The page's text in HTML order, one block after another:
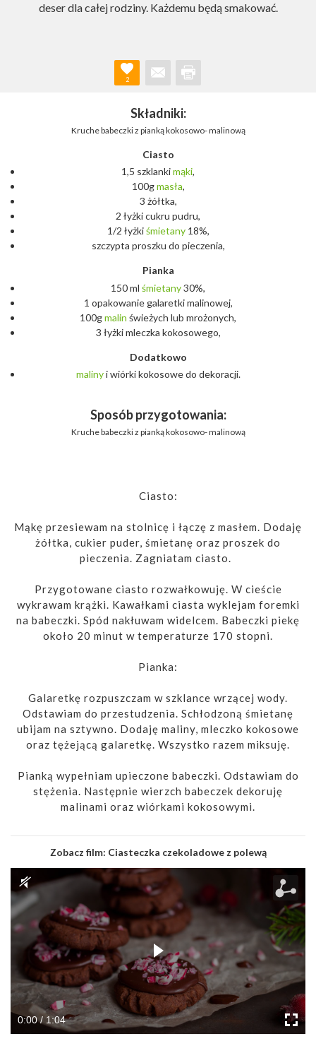
deser dla całej rodziny. Każdemu będą smakować.
2
Składniki:
Kruche babeczki z pianką kokosowo- malinową
Ciasto
1,5 szklankimąki,
100gmasła,
3 żółtka,
2 łyżki cukru pudru,
1/2 łyżkiśmietany18%,
szczypta proszku do pieczenia,
Pianka
150 ml śmietany30%,
1 opakowanie galaretki malinowej,
100gmalin świeżych lub mrożonych,
3 łyżki mleczka kokosowego,
Dodatkowo
malinyi wiórki kokosowe do dekoracji.
Sposób przygotowania:
Kruche babeczki z pianką kokosowo- malinową
Ciasto:
Mąkę przesiewam na stolnicę i łączę z masłem. Dodaję
żółtka, cukier puder, śmietanę oraz proszek do
pieczenia. Zagniatam ciasto.
Przygotowane ciasto rozwałkowuję. W cieście
wykrawam krążki. Kawałkami ciasta wyklejam foremki
na babeczki. Spód nakłuwam widelcem. Babeczki piekę
około 20 minut w temperaturze 170 stopni.
Pianka:
Galaretkę rozpuszczam w szklance wrzącej wody.
Odstawiam do przestudzenia. Schłodzoną śmietanę
ubijam na sztywno. Dodaję maliny, mleczko kokosowe
oraz tężejącą galaretkę. Wszystko razem miksuję.
Pianką wypełniam upieczone babeczki. Odstawiam do
stężenia. Następnie wierzch babeczek dekoruję
malinami oraz wiórkami kokosowymi.
Zobacz film: Ciasteczka czekoladowe z polewą
0:00 / 1:04